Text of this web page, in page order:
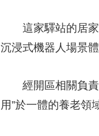
這家驛站的居家
沉浸式機器人場景體
經開區相關負責人
用”於一體的養老領